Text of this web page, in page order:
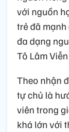
với nguồn
trẻ đã
đa dạng
Tô Lâm
Theo nhận
tự chủ là
viên trong
khá lớn với